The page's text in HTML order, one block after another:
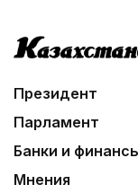
Президент
Парламент
Банки и
Мнения